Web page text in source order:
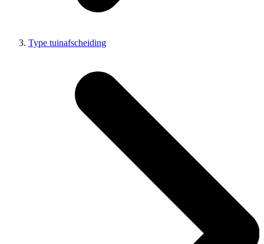
Type tuinafscheiding